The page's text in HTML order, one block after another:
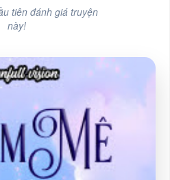
tiên đánh giá truyện
này!